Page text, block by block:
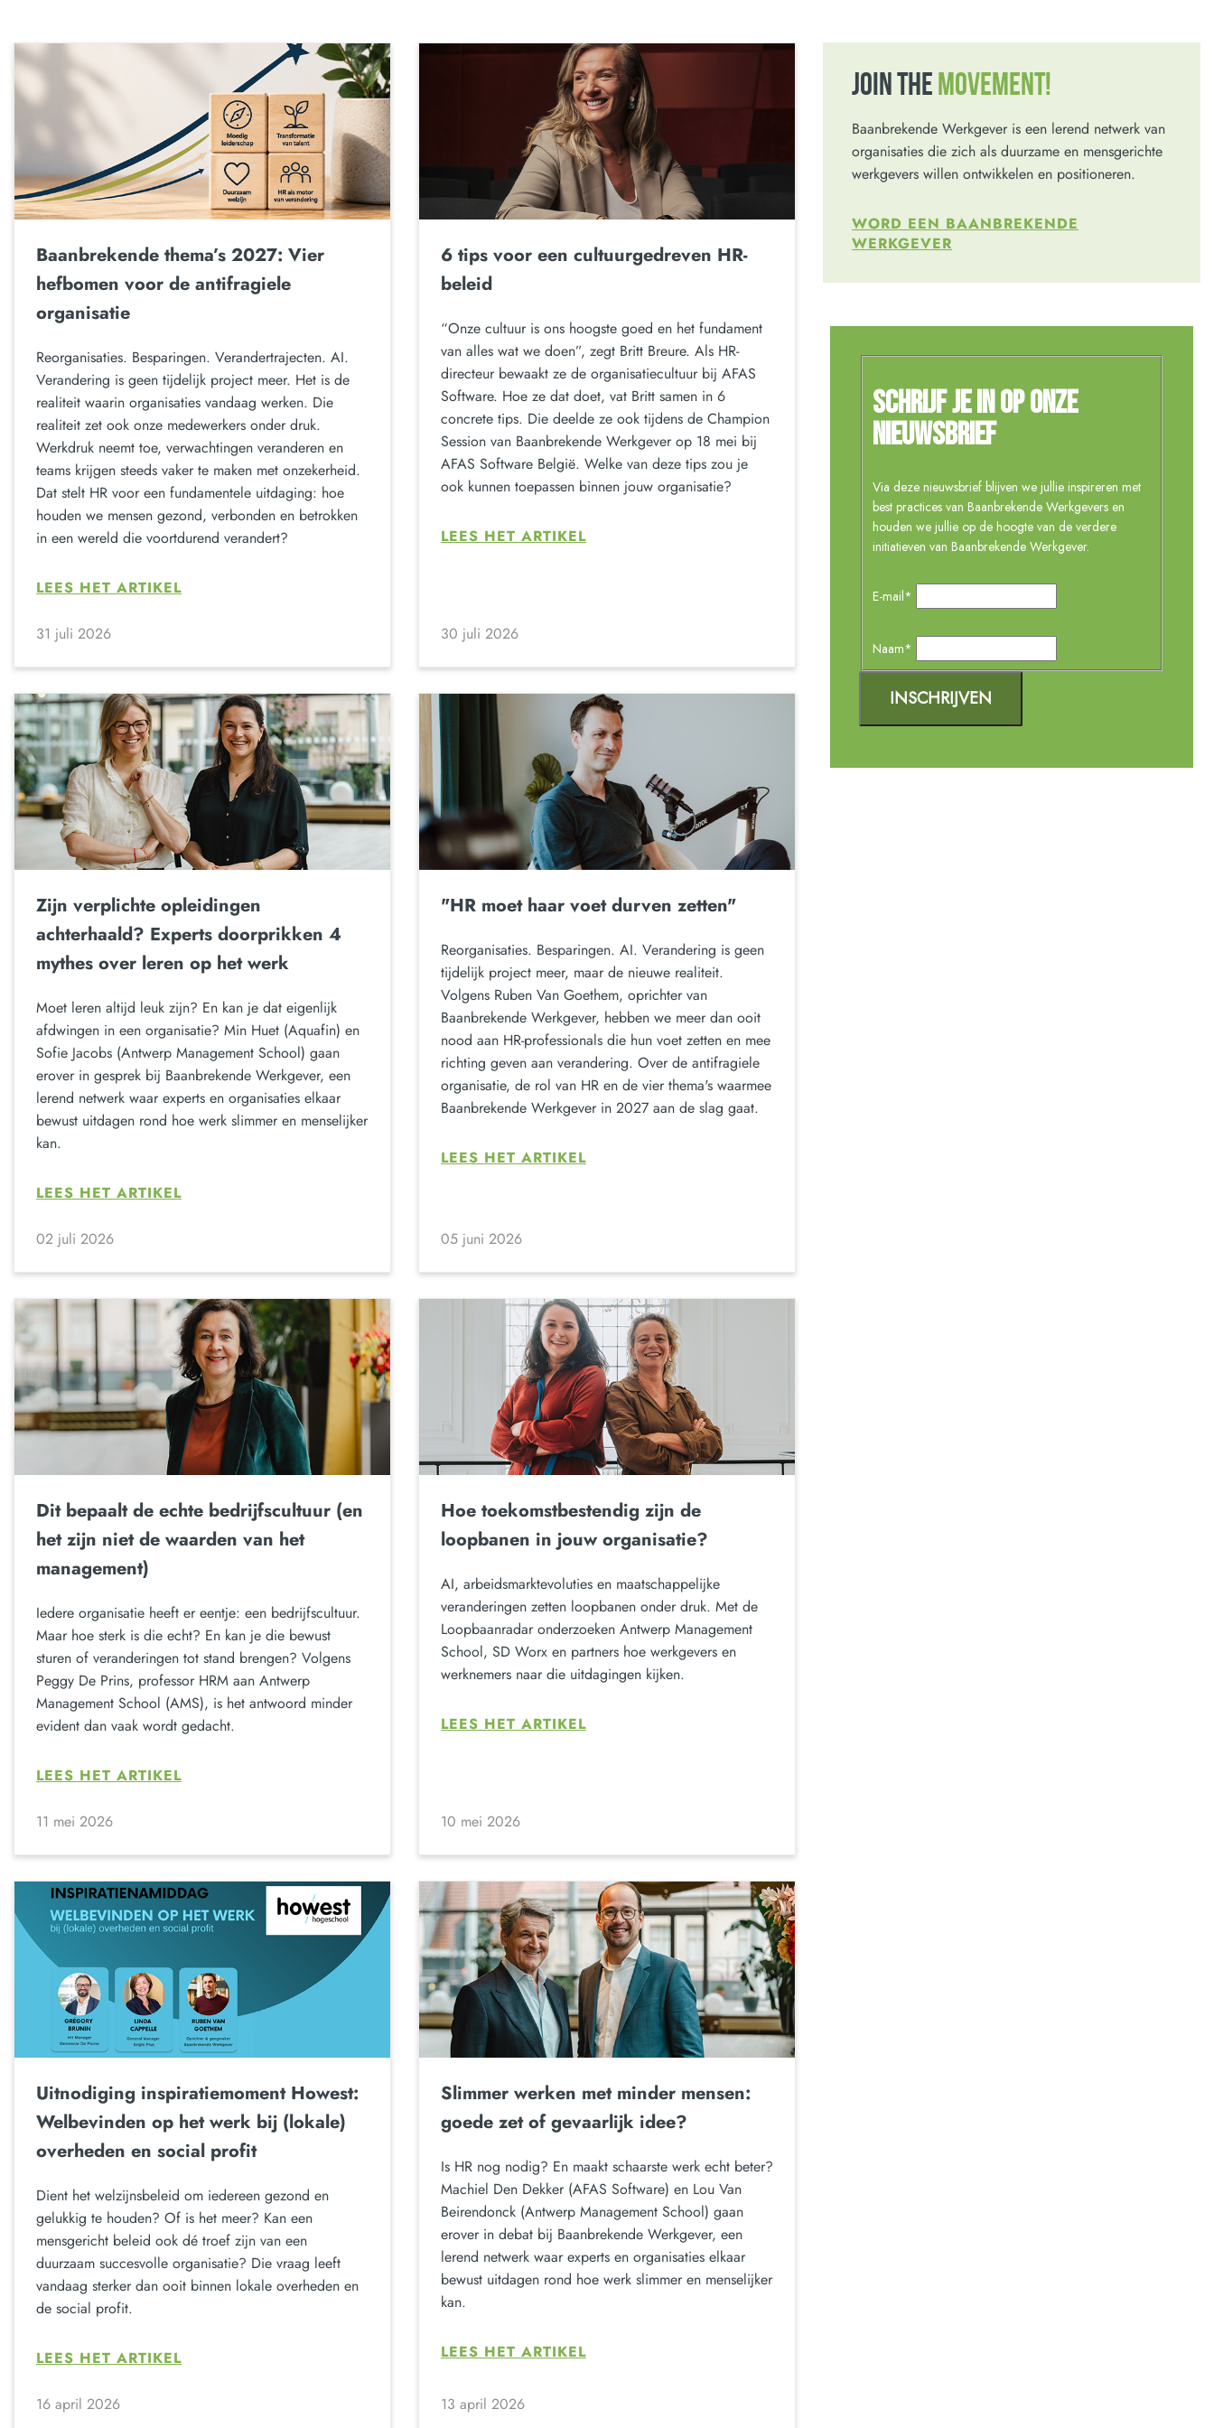
Baanbrekende thema’s 2027: Vier
hefbomen voor de antifragiele
organisatie
Reorganisaties. Besparingen. Verandertrajecten. AI.
Verandering is geen tijdelijk project meer. Het is de
realiteit waarin organisaties vandaag werken. Die
realiteit zet ook onze medewerkers onder druk.
Werkdruk neemt toe, verwachtingen veranderen en
teams krijgen steeds vaker te maken met onzekerheid.
Dat stelt HR voor een fundamentele uitdaging: hoe
houden we mensen gezond, verbonden en betrokken
in een wereld die voortdurend verandert?
LEES HET ARTIKEL
31 juli 2026
6 tips voor een cultuurgedreven HR-
beleid
“Onze cultuur is ons hoogste goed en het fundament
van alles wat we doen”, zegt Britt Breure. Als HR-
directeur bewaakt ze de organisatiecultuur bij AFAS
Software. Hoe ze dat doet, vat Britt samen in 6
concrete tips. Die deelde ze ook tijdens de Champion
Session van Baanbrekende Werkgever op 18 mei bij
AFAS Software België. Welke van deze tips zou je
ook kunnen toepassen binnen jouw organisatie?
LEES HET ARTIKEL
30 juli 2026
Zijn verplichte opleidingen
achterhaald? Experts doorprikken 4
mythes over leren op het werk
Moet leren altijd leuk zijn? En kan je dat eigenlijk
afdwingen in een organisatie? Min Huet (Aquafin) en
Sofie Jacobs (Antwerp Management School) gaan
erover in gesprek bij Baanbrekende Werkgever, een
lerend netwerk waar experts en organisaties elkaar
bewust uitdagen rond hoe werk slimmer en menselijker
kan.
LEES HET ARTIKEL
02 juli 2026
"HR moet haar voet durven zetten"
Reorganisaties. Besparingen. AI. Verandering is geen
tijdelijk project meer, maar de nieuwe realiteit.
Volgens Ruben Van Goethem, oprichter van
Baanbrekende Werkgever, hebben we meer dan ooit
nood aan HR-professionals die hun voet zetten en mee
richting geven aan verandering. Over de antifragiele
organisatie, de rol van HR en de vier thema's waarmee
Baanbrekende Werkgever in 2027 aan de slag gaat.
LEES HET ARTIKEL
05 juni 2026
Dit bepaalt de echte bedrijfscultuur (en
het zijn niet de waarden van het
management)
Iedere organisatie heeft er eentje: een bedrijfscultuur.
Maar hoe sterk is die echt? En kan je die bewust
sturen of veranderingen tot stand brengen? Volgens
Peggy De Prins, professor HRM aan Antwerp
Management School (AMS), is het antwoord minder
evident dan vaak wordt gedacht.
LEES HET ARTIKEL
11 mei 2026
Hoe toekomstbestendig zijn de
loopbanen in jouw organisatie?
AI, arbeidsmarktevoluties en maatschappelijke
veranderingen zetten loopbanen onder druk. Met de
Loopbaanradar onderzoeken Antwerp Management
School, SD Worx en partners hoe werkgevers en
werknemers naar die uitdagingen kijken.
LEES HET ARTIKEL
10 mei 2026
Uitnodiging inspiratiemoment Howest:
Welbevinden op het werk bij (lokale)
overheden en social profit
Dient het welzijnsbeleid om iedereen gezond en
gelukkig te houden? Of is het meer? Kan een
mensgericht beleid ook dé troef zijn van een
duurzaam succesvolle organisatie? Die vraag leeft
vandaag sterker dan ooit binnen lokale overheden en
de social profit.
LEES HET ARTIKEL
16 april 2026
Slimmer werken met minder mensen:
goede zet of gevaarlijk idee?
Is HR nog nodig? En maakt schaarste werk echt beter?
Machiel Den Dekker (AFAS Software) en Lou Van
Beirendonck (Antwerp Management School) gaan
erover in debat bij Baanbrekende Werkgever, een
lerend netwerk waar experts en organisaties elkaar
bewust uitdagen rond hoe werk slimmer en menselijker
kan.
LEES HET ARTIKEL
13 april 2026
JOIN THE MOVEMENT!
Baanbrekende Werkgever is een lerend netwerk van
organisaties die zich als duurzame en mensgerichte
werkgevers willen ontwikkelen en positioneren.
WORD EEN BAANBREKENDE
WERKGEVER